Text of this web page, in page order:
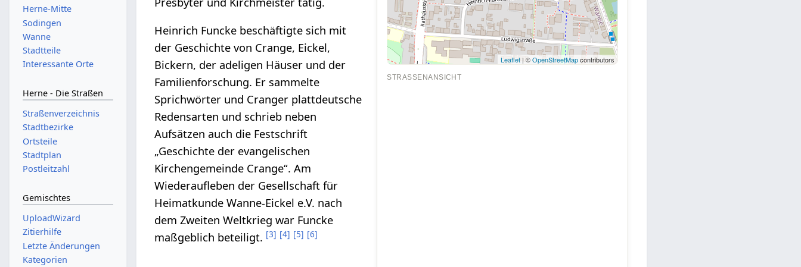
Leaflet | ©OpenStreetMapcontributors
STRASSENANSICHT
Heinrich Funcke beschäftigte sich mit
der Geschichte von Crange, Eickel,
Bickern, der adeligen Häuser und der
Familienforschung. Er sammelte
Sprichwörter und Cranger plattdeutsche
Redensarten und schrieb neben
Aufsätzen auch die Festschrift
„Geschichte der evangelischen
Kirchengemeinde Crange“. Am
Wiederaufleben der Gesellschaft für
Heimatkunde Wanne-Eickel e.V. nach
dem Zweiten Weltkrieg war Funcke
maßgeblich beteiligt. [3] [4] [5] [6]
Herne-Mitte
Sodingen
Wanne
Stadtteile
Interessante Orte
Herne - Die Straßen
Straßenverzeichnis
Stadtbezirke
Ortsteile
Stadtplan
Postleitzahl
Gemischtes
UploadWizard
Zitierhilfe
Letzte Änderungen
Kategorien